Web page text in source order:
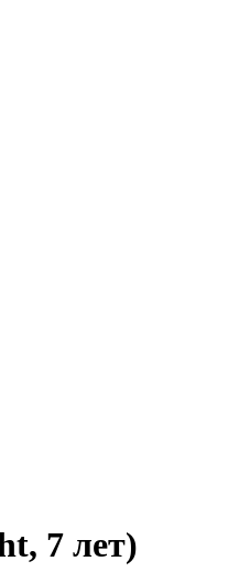
7 лет)